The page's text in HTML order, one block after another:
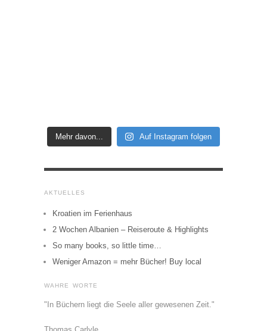
Mehr davon... Auf Instagram folgen
AKTUELLES
Kroatien im Ferienhaus
2 Wochen Albanien – Reiseroute & Highlights
So many books, so little time…
Weniger Amazon = mehr Bücher! Buy local
WAHRE WORTE
"In Büchern liegt die Seele aller gewesenen Zeit."